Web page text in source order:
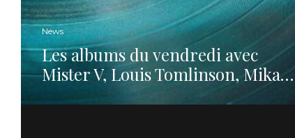
News
Les albums du vendredi avec
Mister V, Louis Tomlinson, Mika…